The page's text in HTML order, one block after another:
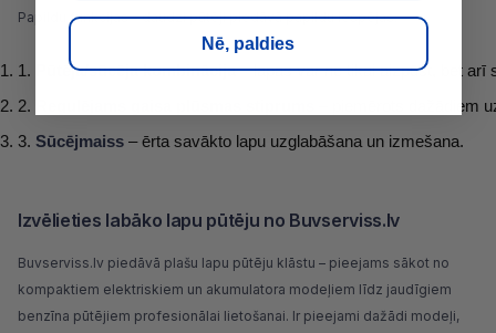
Papildu funkcijas - daudzi pūtēji piedāvā papildu iespējas:
Pūtēja/sūcēja kombinācija – lapas var ne tikai aizpūst, bet arī
– piemērots dažādiem
Sūcējmaiss – ērta savākto lapu uzglabāšana un izmešana.
Izvēlieties labāko lapu pūtēju no Buvserviss.lv
Buvserviss.lv piedāvā plašu lapu pūtēju klāstu – pieejams sākot no
kompaktiem elektriskiem un akumulatora modeļiem līdz jaudīgiem
benzīna pūtējiem profesionālai lietošanai. Ir pieejami dažādi modeļi,
Nē, paldies